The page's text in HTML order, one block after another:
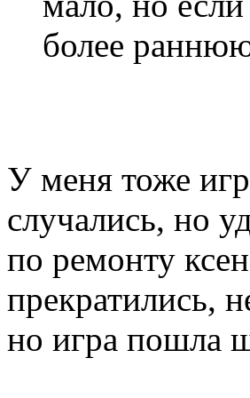
более
У меня тоже
случались, но
по ремонту
прекратились,
но игра пошла